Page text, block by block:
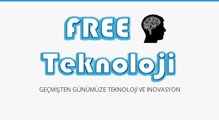
FREEGEÇMIŞTEN GÜNÜMÜZE TEKNOLOJI VE İNOVASYON